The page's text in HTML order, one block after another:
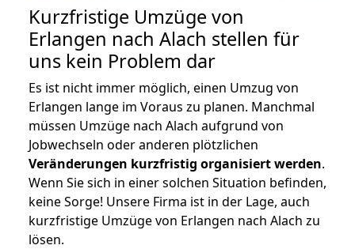
Kurzfristige Umzüge von
Erlangen nach Alach stellen für
uns kein Problem dar
Es ist nicht immer möglich, einen Umzug von
Erlangen lange im Voraus zu planen. Manchmal
müssen Umzüge nach Alach aufgrund von
Jobwechseln oder anderen plötzlichen
Veränderungen kurzfristig organisiert werden.
Wenn Sie sich in einer solchen Situation befinden,
keine Sorge! Unsere Firma ist in der Lage, auch
kurzfristige Umzüge von Erlangen nach Alach zu
lösen.